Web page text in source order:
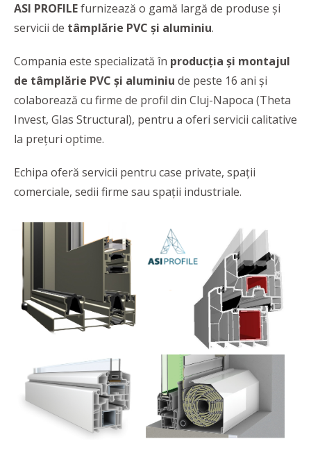
ASI PROFILEfurnizează o gamă largă de produse și
servicii de tâmplărie PVC și aluminiu.
Compania este specializată în producția și montajul
de tâmplărie PVC și aluminiu de peste 16 ani și
colaborează cu firme de profil din Cluj-Napoca (Theta
Invest, Glas Structural), pentru a oferi servicii calitative
la prețuri optime.
Echipa oferă servicii pentru case private, spații
comerciale, sedii firme sau spații industriale.